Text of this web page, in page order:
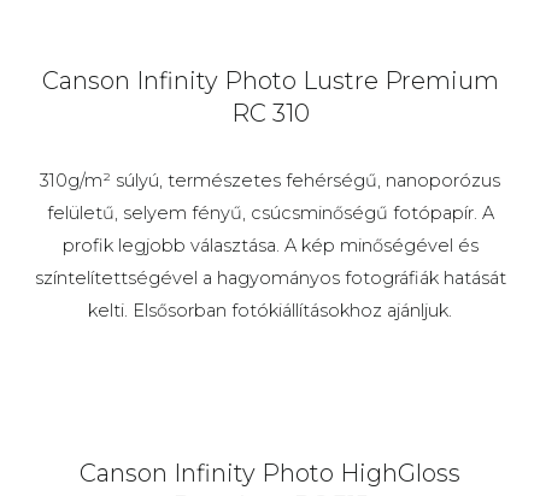
Canson Infinity Photo Lustre Premium
RC 310
310g/m² súlyú, természetes fehérségű, nanoporózus
felületű, selyem fényű, csúcsminőségű fotópapír. A
profik legjobb választása. A kép minőségével és
színtelítettségével a hagyományos fotográfiák hatását
kelti. Elsősorban fotókiállításokhoz ajánljuk.
Canson Infinity Photo HighGloss